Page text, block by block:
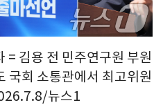
= 김용 전 민주연구원 부원
국회 소통관에서 최고위원
뉴스1